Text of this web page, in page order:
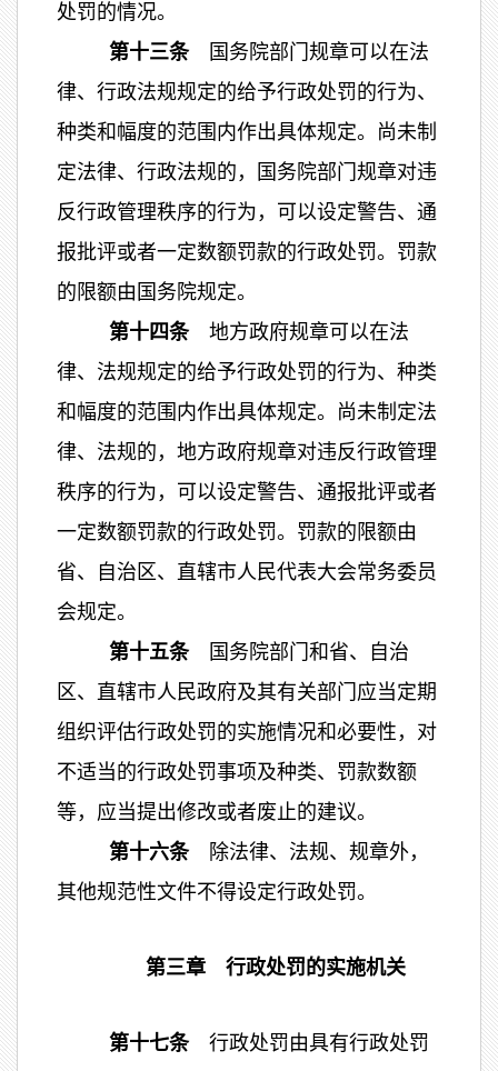
处罚的情况。
第十三条国务院部门规章可以在法
律、行政法规规定的给予行政处罚的行为、
种类和幅度的范围内作出具体规定。尚未制
定法律、行政法规的，国务院部门规章对违
反行政管理秩序的行为，可以设定警告、通
报批评或者一定数额罚款的行政处罚。罚款
的限额由国务院规定。
第十四条地方政府规章可以在法
律、法规规定的给予行政处罚的行为、种类
和幅度的范围内作出具体规定。尚未制定法
律、法规的，地方政府规章对违反行政管理
秩序的行为，可以设定警告、通报批评或者
一定数额罚款的行政处罚。罚款的限额由
省、自治区、直辖市人民代表大会常务委员
会规定。
第十五条国务院部门和省、自治
区、直辖市人民政府及其有关部门应当定期
组织评估行政处罚的实施情况和必要性，对
不适当的行政处罚事项及种类、罚款数额
等，应当提出修改或者废止的建议。
第十六条除法律、法规、规章外，
其他规范性文件不得设定行政处罚。
第三章 行政处罚的实施机关
第十七条行政处罚由具有行政处罚